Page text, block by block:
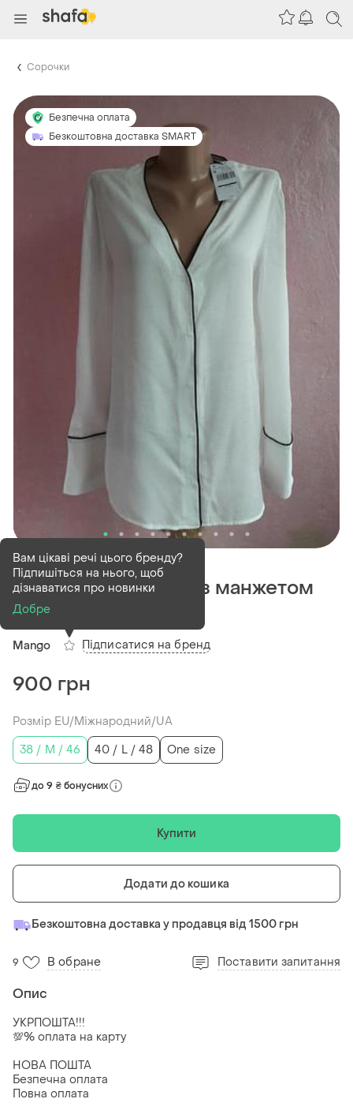
Сорочки
Безпечна оплата
Безкоштовна доставка SMART
В наявності1 шт
Біла блуза сорочка з манжетом
манго
Mango
Вам цікаві речі цього бренду?
Підпишіться на нього, щоб
дізнаватися про новинки
Добре
Підписатися на бренд
900 грн
Розмір EU/Міжнародний/UA
38 / M / 46
40 / L / 48 One size
до 9 ₴ бонусних
Купити
Додати до кошика
Безкоштовна доставка у продавця від 1500 грн
9 В обране Поставити запитання
Опис
УКРПОШТА!!!
💯% оплата на карту
НОВА ПОШТА
Безпечна оплата
Повна оплата